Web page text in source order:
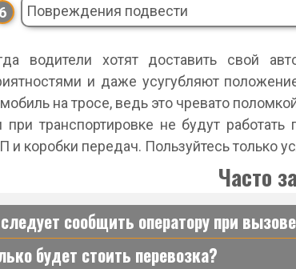
Повреждения подвести
водители хотят доставить свой
и даже усугубляют
на тросе, ведь это чревато
при транспортировке не будут
и коробки передач. Пользуйтесь только
Часто
сообщить оператору при
будет стоить перевозка?